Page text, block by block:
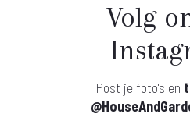
Volg
Post je foto's en